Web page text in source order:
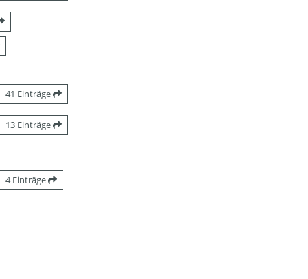
41 Einträge
13 Einträge
4 Einträge